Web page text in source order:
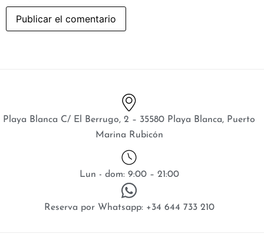
Playa Blanca C/ El Berrugo, 2 – 35580 Playa Blanca, Puerto
Marina Rubicón
Lun - dom: 9:00 – 21:00
Reserva por Whatsapp: +34 644 733 210